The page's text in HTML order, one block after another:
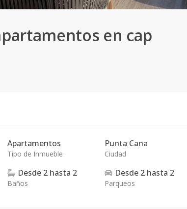
en cap
Apartamentos
Tipo de Inmueble
Punta Cana
Ciudad
Desde 2hasta 2
Baños
Desde 2 hasta 2
Parqueos